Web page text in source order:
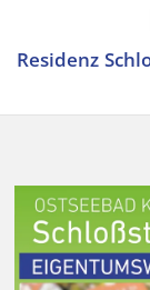
Residenz